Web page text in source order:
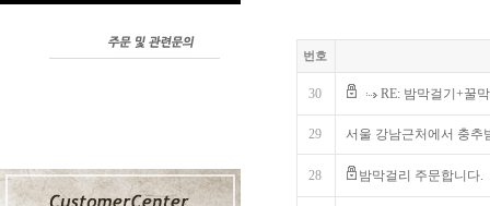
번호
30 RE: 밤막걸기+꿀
29 서울 강남근처에서 충추
28 밤막걸리 주문합니다.